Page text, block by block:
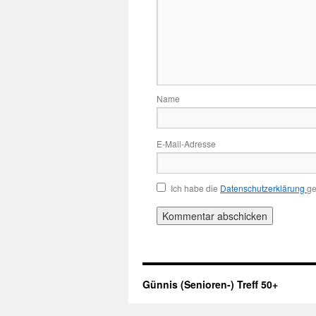
Name
E-Mail-Adresse
Ich habe die Datenschutzerklärung
Günnis (Senioren-) Treff 50+